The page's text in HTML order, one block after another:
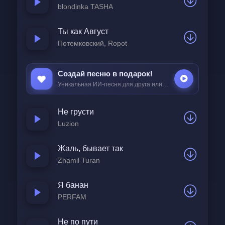
Баночка завалялась со слезами,
Все, кто были выбраны не нами,
Старые любовные записки,
У кого давно мы в чёрном списке,
Есть у каждого из нас свой чемодан,
Выбросить бы к чёрту этот хлам,
blondinka TASHA
Ты как Август
Потемковский, Ropot
Создай песню в подарок!
Уникальная ИИ-песня для друга или любимой за
Не грусти
Luzion
Жаль, бывает так
Zhamil Turan
Я банан
PERFAM
Не по пути